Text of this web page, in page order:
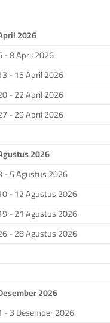
2026
- 8 April 2026
- 15 April 2026
- 22 April 2026
- 29 April 2026
2026
- 5 Agustus 2026
- 12 Agustus 2026
- 21 Agustus 2026
- 28 Agustus 2026
2026
- 3 Desember 2026